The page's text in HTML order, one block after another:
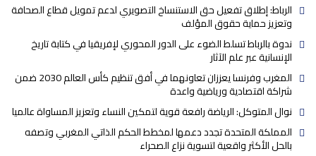
الرباط: إطلاق تفعيل حق الاستنساخ التصويري لدعم تمويل قطاع الصحافة
وتعزيز حماية حقوق المؤلف
ندوة بالرباط تسلط الضوء على الدور المحوري لإفريقيا في كتابة تاريخ
الإنسانية عبر علم الآثار
المغرب وفرنسا يعززان تعاونهما في أفق تنظيم كأس العالم 2030 ضمن
شراكة اقتصادية ورياضية واعدة
نوال المتوكل: الرياضة رافعة قوية لتمكين النساء وتعزيز المساواة عالميا
المملكة المتحدة تجدد دعمها لمخطط الحكم الذاتي المغربي وتصفه
بالحل الأكثر واقعية لتسوية نزاع الصحراء